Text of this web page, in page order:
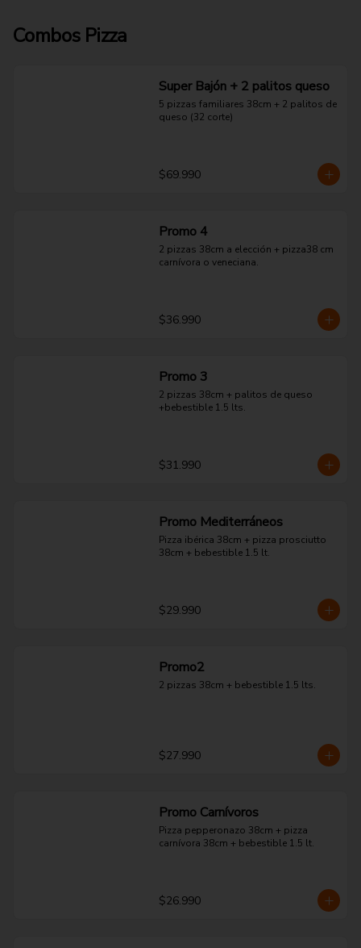
Combos Pizza
Super Bajón + 2 palitos queso
5 pizzas familiares 38cm + 2 palitos de
queso (32 corte)
$69.990
Promo 4
2 pizzas 38cm a elección + pizza38 cm
carnívora o veneciana.
$36.990
Promo 3
2 pizzas 38cm + palitos de queso
+bebestible 1.5 lts.
$31.990
Promo Mediterráneos
Pizza ibérica 38cm + pizza prosciutto
38cm + bebestible 1.5 lt.
$29.990
Promo2
2 pizzas 38cm + bebestible 1.5 lts.
$27.990
Promo Carnívoros
Pizza pepperonazo 38cm + pizza
carnívora 38cm + bebestible 1.5 lt.
$26.990